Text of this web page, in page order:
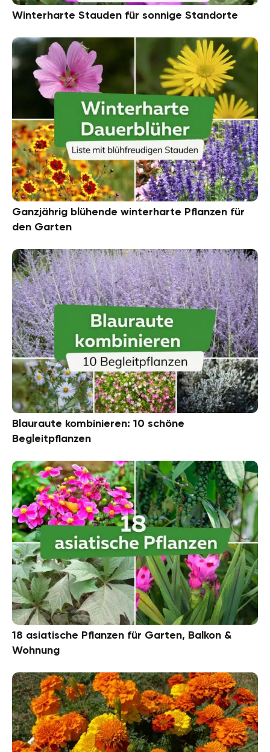
Winterharte Stauden für sonnige Standorte
Ganzjährig blühende winterharte Pflanzen für
den Garten
Blauraute kombinieren: 10 schöne
Begleitpflanzen
18 asiatische Pflanzen für Garten, Balkon &
Wohnung